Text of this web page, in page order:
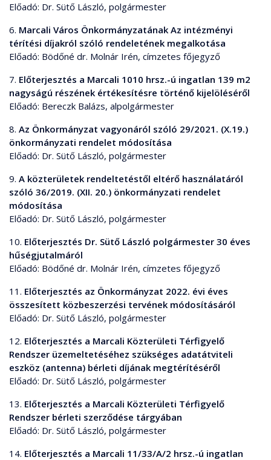
Előadó: Dr. Sütő László, polgármester
6. Marcali Város Önkormányzatának Az intézményi
térítési díjakról szóló rendeletének megalkotása
Előadó: Bödőné dr. Molnár Irén, címzetes főjegyző
7. Előterjesztés a Marcali 1010 hrsz.-ú ingatlan 139 m2
nagyságú részének értékesítésre történő kijelöléséről
Előadó: Bereczk Balázs, alpolgármester
8. Az Önkormányzat vagyonáról szóló 29/2021. (X.19.)
önkormányzati rendelet módosítása
Előadó: Dr. Sütő László, polgármester
9. A közterületek rendeltetéstől eltérő használatáról
szóló 36/2019. (XII. 20.) önkormányzati rendelet
módosítása
Előadó: Dr. Sütő László, polgármester
10. Előterjesztés Dr. Sütő László polgármester 30 éves
hűségjutalmáról
Előadó: Bödőné dr. Molnár Irén, címzetes főjegyző
11. Előterjesztés az Önkormányzat 2022. évi éves
összesített közbeszerzési tervének módosításáról
Előadó: Dr. Sütő László, polgármester
12. Előterjesztés a Marcali Közterületi Térfigyelő
Rendszer üzemeltetéséhez szükséges adatátviteli
eszköz (antenna) bérleti díjának megtérítéséről
Előadó: Dr. Sütő László, polgármester
13. Előterjesztés a Marcali Közterületi Térfigyelő
Rendszer bérleti szerződése tárgyában
Előadó: Dr. Sütő László, polgármester
14. Előterjesztés a Marcali 11/33/A/2 hrsz.-ú ingatlan